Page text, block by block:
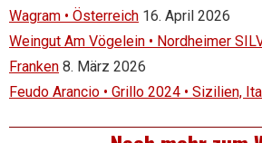
Wagram • Österreich 16. April 2026
Weingut Am Vögelein • Nordheimer
Franken 8. März 2026
Feudo Arancio • Grillo 2024 • Sizilien,